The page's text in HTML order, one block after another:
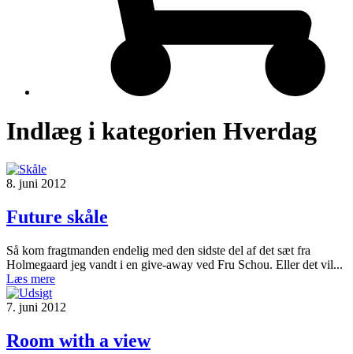
Indlæg i kategorien Hverdag
8. juni 2012
Future skåle
Så kom fragtmanden endelig med den sidste del af det sæt fra
Holmegaard jeg vandt i en give-away ved Fru Schou. Eller det vil...
Læs mere
7. juni 2012
Room with a view